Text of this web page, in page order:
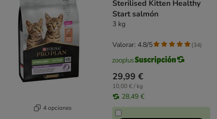
4 opciones
Sterilised Kitten Healthy
Start salmón
3 kg
29,99 €
10,00 € / kg
28,49 €
Valorar: 4.8/5 (34)